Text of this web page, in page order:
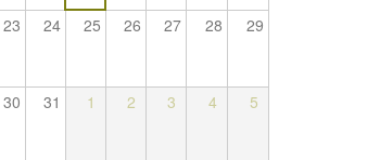
23 24 25 26 27 28 29
30 31 1 2 3 4 5